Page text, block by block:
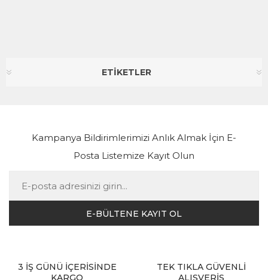
ETİKETLER
Kampanya Bildirimlerimizi Anlık Almak İçin E-
Posta Listemize Kayıt Olun
3 İŞ GÜNÜ İÇERİSİNDE
KARGO
TEK TIKLA GÜVENLİ
ALIŞVERİŞ